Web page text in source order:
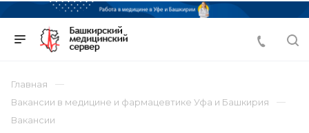
Главная
Вакансии в медицине и фармацевтике Уфа и Башкирия
Вакансии